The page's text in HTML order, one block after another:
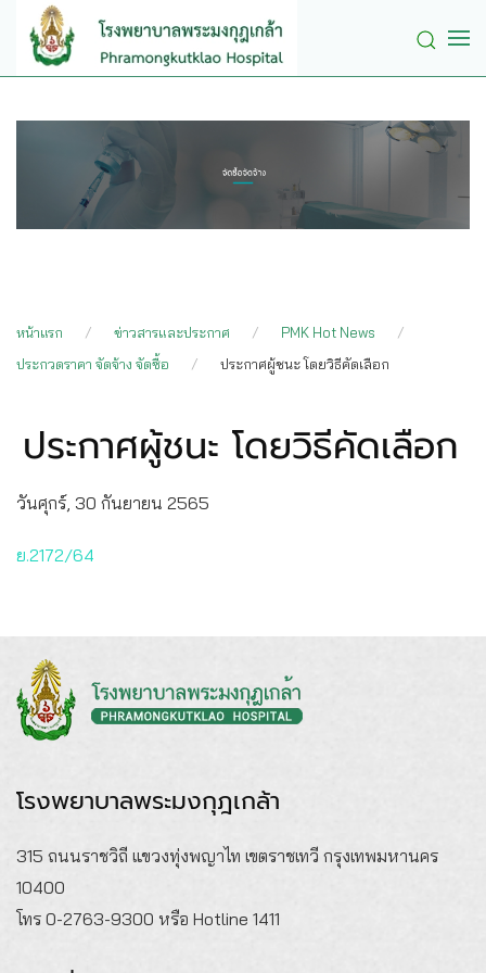
Skip to main content
หน้าแรก ข่าวสารและประกาศ
PMK Hot News
ประกวดราคา จัดจ้าง จัดซื้อ
ประกาศผู้ชนะ โดยวิธีคัดเลือก
ประกาศผู้ชนะ โดยวิธีคัดเลือก
วันศุกร์, 30 กันยายน 2565
ย.2172/64
โรงพยาบาลพระมงกุฎเกล้า
315 ถนนราชวิถี แขวงทุ่งพญาไท เขตราชเทวี กรุงเทพมหานคร
10400
โทร 0-2763-9300 หรือ Hotline 1411